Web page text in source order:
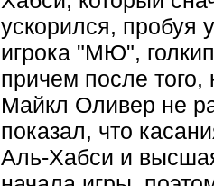
ускорился, пробуя
игрока "МЮ",
причем после того,
Майкл Оливер не
показал, что
Аль-Хабси и